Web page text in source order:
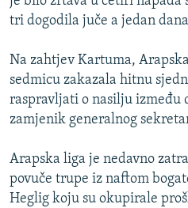
TV LIBERTY
POST SCRIPTUM
MOJA EVROPA
TRI DECENIJE OD RATA U BIH
NASTANAK I RASPAD JUGOSLAVIJE
Sve RFE/RL stranice
tri dogodila juče a jedan
Na zahtjev Kartuma,
sedmicu zakazala hitnu
raspravljati o nasilju između
zamjenik generalnog
Arapska liga je nedavno
povuče trupe iz naftom
Heglig koju su okupirale